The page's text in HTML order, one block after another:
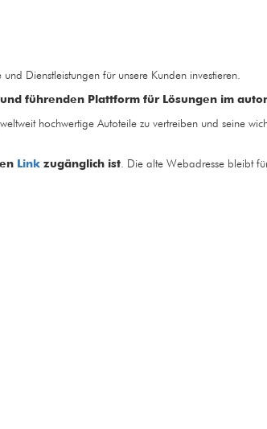
Dienstleistungen für unsere Kunden investieren.
führenden Plattform für Lösungen im
hochwertige Autoteile zu vertreiben und seine
Link zugänglich ist . Die alte Webadresse bleibt